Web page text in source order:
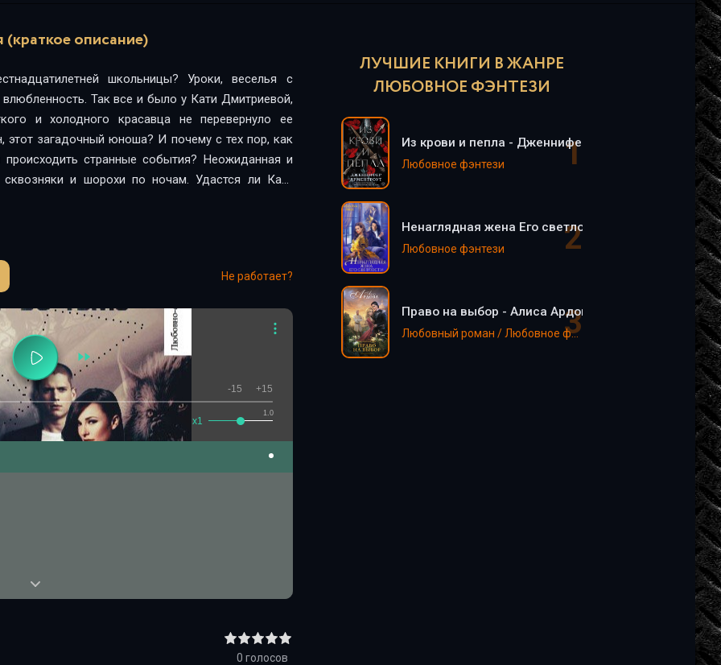
описание)
школьницы? Уроки, веселья с
Так все и было у Кати Дмитриевой,
и холодного красавца не перевернуло ее
этот загадочный юноша? И почему с тех пор, как
странные события? Неожиданная и
и шорохи по ночам. Удастся ли Кате
ли она, открыв дверь, за порогом которой
Не работает?
1.0
x1
-15 +15
0 голосов
ЛУЧШИЕ КНИГИ В ЖАНРЕ
ЛЮБОВНОЕ ФЭНТЕЗИ
Из крови и пепла - Дженнифер Арментроут
Любовное фэнтези
Ненаглядная жена Его светлости - Натаэль Зика
Любовное фэнтези
Право на выбор - Алиса Ардова
Любовный роман / Любовное фэнтези